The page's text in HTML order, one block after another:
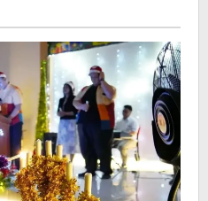
Ancaman
Sosial